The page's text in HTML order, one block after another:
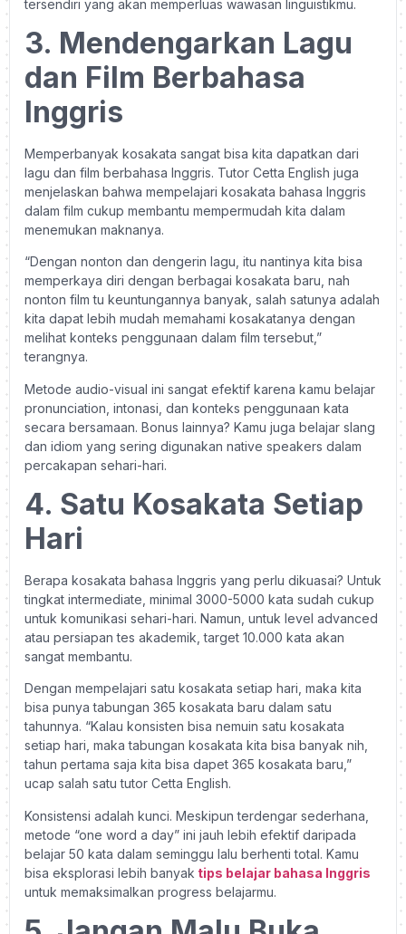
tersendiri yang akan memperluas wawasan linguistikmu.
3. Mendengarkan Lagu
dan Film Berbahasa
Inggris
Memperbanyak kosakata sangat bisa kita dapatkan dari
lagu dan film berbahasa Inggris. Tutor Cetta English juga
menjelaskan bahwa mempelajari kosakata bahasa Inggris
dalam film cukup membantu mempermudah kita dalam
menemukan maknanya.
“Dengan nonton dan dengerin lagu, itu nantinya kita bisa
memperkaya diri dengan berbagai kosakata baru, nah
nonton film tu keuntungannya banyak, salah satunya adalah
kita dapat lebih mudah memahami kosakatanya dengan
melihat konteks penggunaan dalam film tersebut,”
terangnya.
Metode audio-visual ini sangat efektif karena kamu belajar
pronunciation, intonasi, dan konteks penggunaan kata
secara bersamaan. Bonus lainnya? Kamu juga belajar slang
dan idiom yang sering digunakan native speakers dalam
percakapan sehari-hari.
4. Satu Kosakata Setiap
Hari
Berapa kosakata bahasa Inggris yang perlu dikuasai? Untuk
tingkat intermediate, minimal 3000-5000 kata sudah cukup
untuk komunikasi sehari-hari. Namun, untuk level advanced
atau persiapan tes akademik, target 10.000 kata akan
sangat membantu.
Dengan mempelajari satu kosakata setiap hari, maka kita
bisa punya tabungan 365 kosakata baru dalam satu
tahunnya. “Kalau konsisten bisa nemuin satu kosakata
setiap hari, maka tabungan kosakata kita bisa banyak nih,
tahun pertama saja kita bisa dapet 365 kosakata baru,”
ucap salah satu tutor Cetta English.
Konsistensi adalah kunci. Meskipun terdengar sederhana,
metode “one word a day” ini jauh lebih efektif daripada
belajar 50 kata dalam seminggu lalu berhenti total. Kamu
bisa eksplorasi lebih banyak tips belajar bahasa Inggris
untuk memaksimalkan progress belajarmu.